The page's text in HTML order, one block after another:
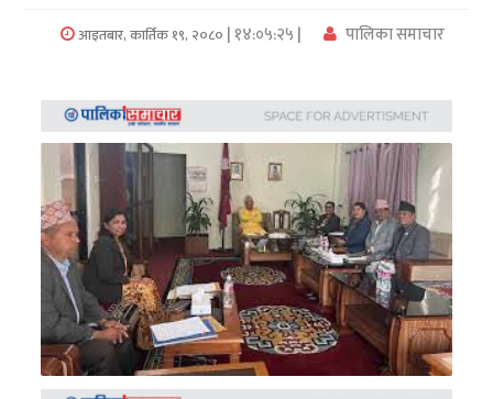
प्रदेश/
समाचार
अन्तरवार्ता
फोटो
समाचार
भिडियो
समाचार
अन्य
आइतबार, कार्तिक १९, २०८० | १४:०५:२५ | पालिका समाचार